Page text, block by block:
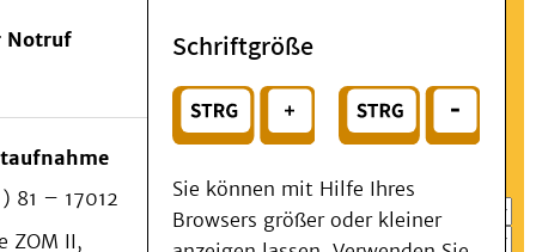
Suchen
oder
Wählen Sie ein Thema für Ihren Schnelleinstieg
Notruf
81 – 17012
ZOM II,
Schriftgröße
Sie können mit Hilfe Ihres
Browsers größer oder kleiner
Menü
Patienten & Besucher
Kliniken/Institute/Zentren
Als Patient am UKD
Beratung und Unterstützung
Veranstaltungen